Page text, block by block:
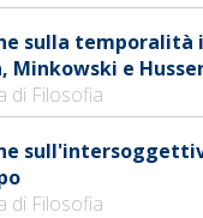
sulla temporalità
Minkowski e
di Filosofia
di Filosofia